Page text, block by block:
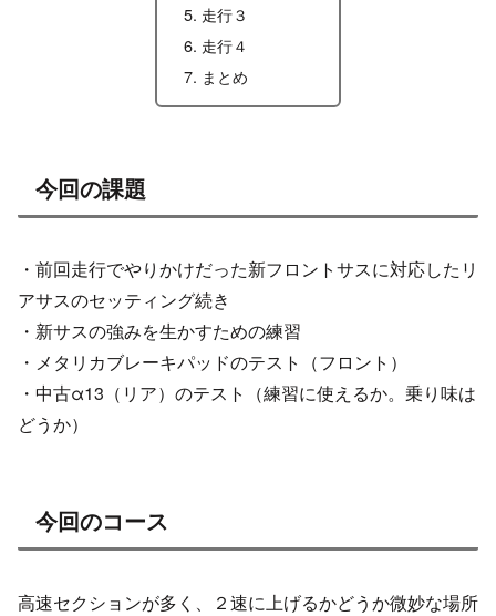
走行３
走行４
まとめ
今回の課題
・前回走行でやりかけだった新フロントサスに対応したリ
アサスのセッティング続き
・新サスの強みを生かすための練習
・メタリカブレーキパッドのテスト（フロント）
・中古α13（リア）のテスト（練習に使えるか。乗り味は
どうか）
今回のコース
高速セクションが多く、２速に上げるかどうか微妙な場所